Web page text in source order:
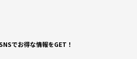
でお得な情報をGET！